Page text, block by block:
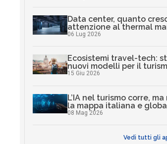
Data center, quanto
attenzione al thermal
06 Lug 2026
Ecosistemi travel-tech:
nuovi modelli per il
15 Giu 2026
L’IA nel turismo corre,
la mappa italiana e
08 Mag 2026
Vedi tutti gli